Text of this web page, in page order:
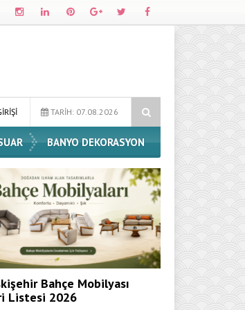
Dossha, Sorumlu Üretim ve Performansı
TARİH: 07.08.2026
BANYO DEKORASYON
Bahçe Mobilyası
Listesi 2026